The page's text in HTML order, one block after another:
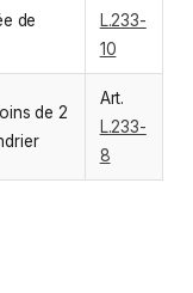
de
L.233-
10
de 2
Art.
L.233-
8